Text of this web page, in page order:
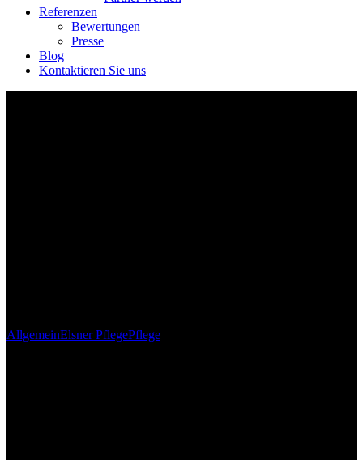
Referenzen
Bewertungen
Presse
Blog
Kontaktieren Sie uns
AllgemeinElsner PflegePflege